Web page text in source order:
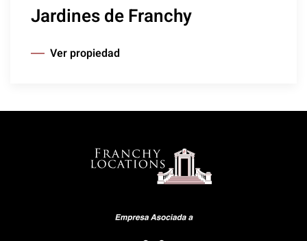
Jardines de Franchy
Ver propiedad